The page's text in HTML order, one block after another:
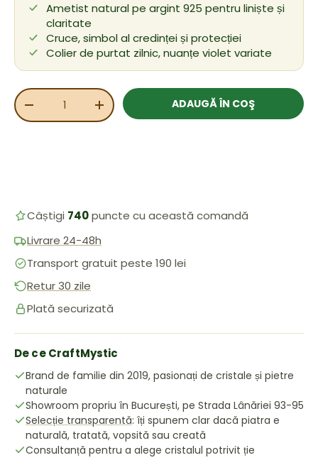
Ametist natural pe argint 925 pentru liniște și
claritate
Cruce, simbol al credinței și protecției
Colier de purtat zilnic, nuanțe violet variate
Cant.
REDUCEȚI CANTITATEAMĂRIȚI CANTITATEAADAUGĂ ÎN COŞ
Câștigi 740puncte cu această comandă
Livrare 24-48h
Transport gratuit peste 190 lei
Retur 30 zile
Plată securizată
De ce CraftMystic
Brand de familie din 2019, pasionați de cristale și pietre
naturale
Showroom propriu în București, pe Strada Lânăriei 93-95
Selecție transparentă: îți spunem clar dacă piatra e
naturală, tratată, vopsită sau creată
Consultanță pentru a alege cristalul potrivit ție